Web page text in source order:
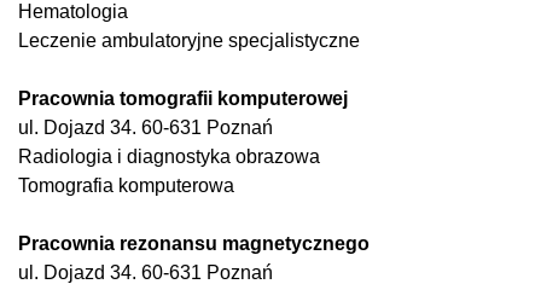
Hematologia
Leczenie ambulatoryjne specjalistyczne
Pracownia tomografii komputerowej
ul. Dojazd 34. 60-631 Poznań
Radiologia i diagnostyka obrazowa
Tomografia komputerowa
Pracownia rezonansu magnetycznego
ul. Dojazd 34. 60-631 Poznań